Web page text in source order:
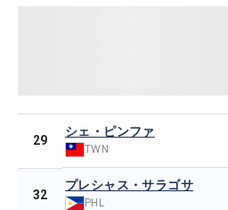
29
シェ・ピンファ
TWN
32
プレシャス・サラゴサ
PHL